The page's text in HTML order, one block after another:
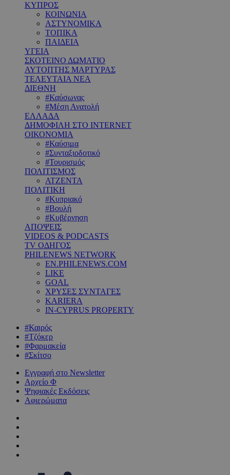
ΚΥΠΡΟΣ
ΚΟΙΝΩΝΙΑ
ΑΣΤΥΝΟΜΙΚΑ
ΤΟΠΙΚΑ
ΠΑΙΔΕΙΑ
ΥΓΕΙΑ
ΣΚΟΤΕΙΝΟ ΔΩΜΑΤΙΟ
ΑΥΤΟΠΤΗΣ ΜΑΡΤΥΡΑΣ
ΤΕΛΕΥΤΑΙΑ ΝΕΑ
ΔΙΕΘΝΗ
#Καύσωνας
#Μέση Ανατολή
ΕΛΛΑΔΑ
ΔΗΜΟΦΙΛΗ ΣΤΟ INTERNET
ΟΙΚΟΝΟΜΙΑ
#Καύσιμα
#Συνταξιοδοτικό
#Τουρισμός
ΠΟΛΙΤΙΣΜΟΣ
ΑΤΖΕΝΤΑ
ΠΟΛΙΤΙΚΗ
#Κυπριακό
#Βουλή
#Κυβέρνηση
ΑΠΟΨΕΙΣ
VIDEOS & PODCASTS
TV ΟΔΗΓΟΣ
PHILENEWS NETWORK
EN.PHILENEWS.COM
LIKE
GOAL
ΧΡΥΣΕΣ ΣΥΝΤΑΓΕΣ
KARIERA
IN-CYPRUS PROPERTY
#Καιρός
#Τζόκερ
#Φαρμακεία
#Σκίτσο
Εγγραφή στο Newsletter
Αρχείο Φ
Ψηφιακές Εκδόσεις
Αφιερώματα